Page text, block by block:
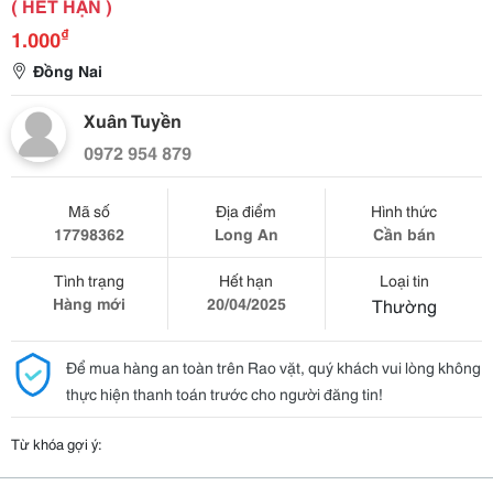
1.000₫
Đồng Nai
Xuân Tuyền
0972 954 879
Mã số
17798362
Địa điểm
Long An
Hình thức
Cần bán
Tình trạng
Hàng mới
Hết hạn
20/04/2025
Loại tin
Thường
Để mua hàng an toàn trên Rao vặt, quý khách vui lòng không
thực hiện thanh toán trước cho người đăng tin!
Từ khóa gợi ý: